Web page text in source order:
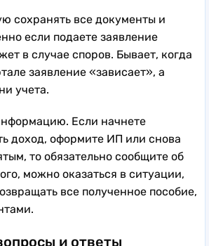
сохранять все документы и
если подаете заявление
в случае споров. Бывает, когда
заявление «зависает», а
учета.
Если начнете
доход, оформите ИП или снова
то обязательно сообщите об
можно оказаться в ситуации,
все полученное пособие,